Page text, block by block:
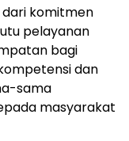
dari komitmen
pelayanan
bagi
dan
sama
masyarakat